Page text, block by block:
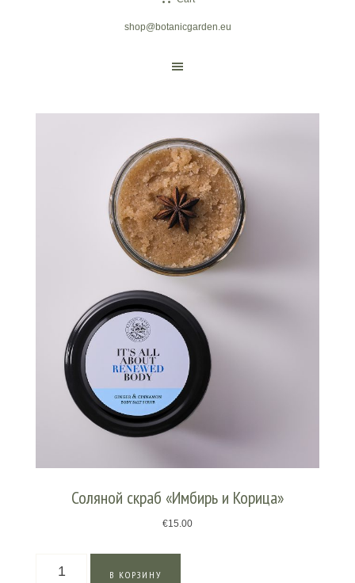
shop@botanicgarden.eu
Соляной скраб «Имбирь и Корица»
€15.00
товара
В КОРЗИНУ